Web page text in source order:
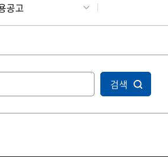
공고
검색